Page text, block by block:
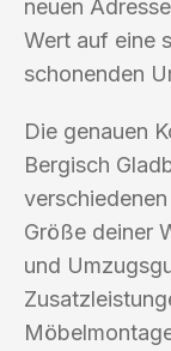
neuen
Wert auf eine
schonenden
Die genauen
Bergisch
Größe deiner
und